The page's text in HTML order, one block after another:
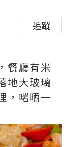
追蹤
餐廳有米
地大玻璃
，啱晒一